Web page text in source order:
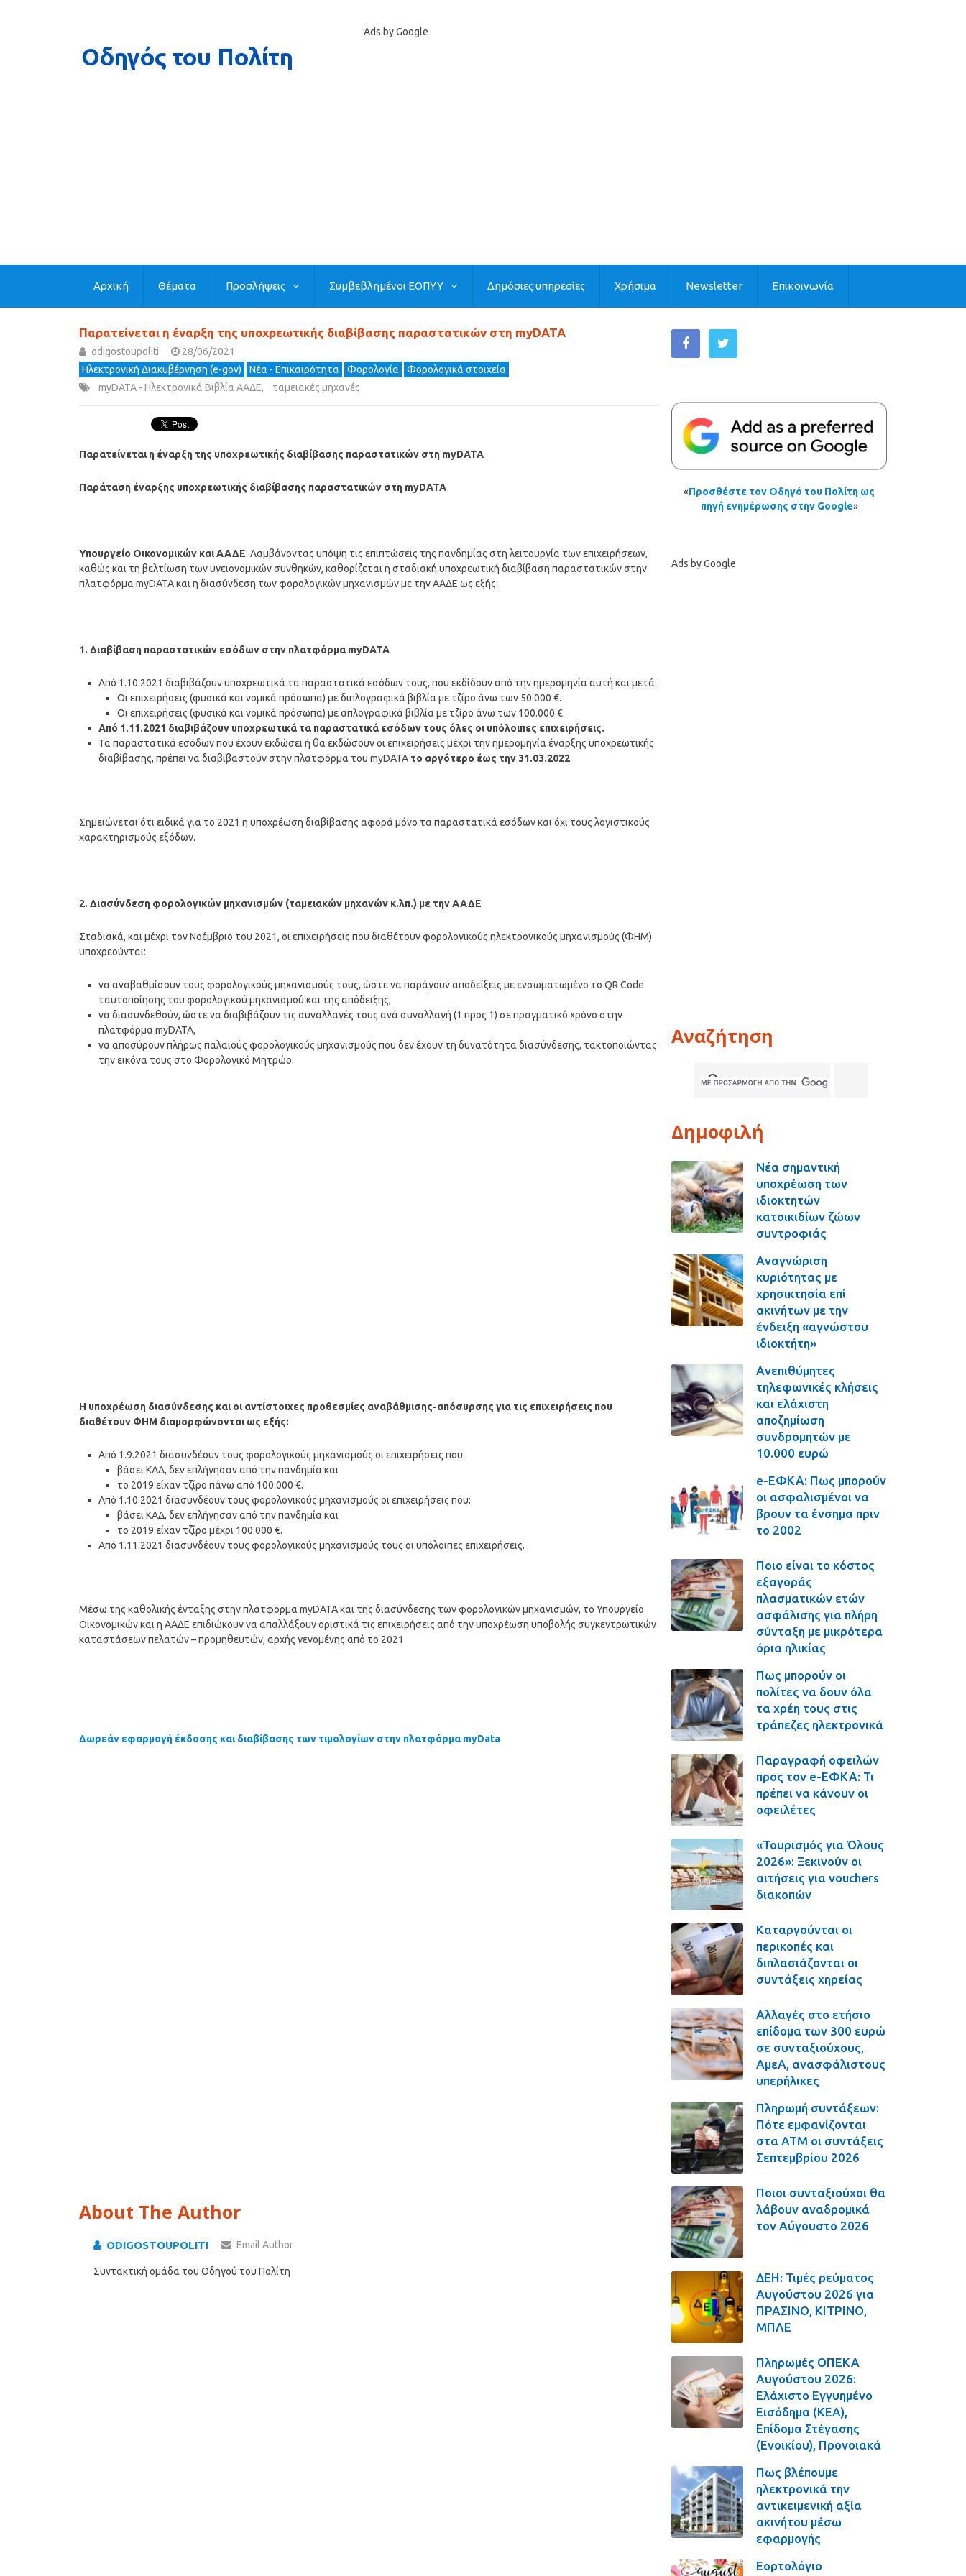
Ads by Google
Αρχική Θέματα Προσλήψεις Συμβεβλημένοι ΕΟΠΥΥ Δημόσιες υπηρεσίες Χρήσιμα Newsletter Επικοινωνία
Παρατείνεται η έναρξη της υποχρεωτικής διαβίβασης παραστατικών στη myDATA
odigostoupoliti
28/06/2021
Ηλεκτρονική Διακυβέρνηση (e-gov)
Νέα - Επικαιρότητα Φορολογία
Φορολογικά στοιχεία
myDATA - Ηλεκτρονικά Βιβλία ΑΑΔΕ, ταμειακές μηχανές
Παρατείνεται η έναρξη της υποχρεωτικής διαβίβασης παραστατικών στη myDATA
Παράταση έναρξης υποχρεωτικής διαβίβασης παραστατικών στη myDATA
Υπουργείο Οικονομικών και ΑΑΔΕ: Λαμβάνοντας υπόψη τις επιπτώσεις της πανδημίας στη λειτουργία των επιχειρήσεων,
καθώς και τη βελτίωση των υγειονομικών συνθηκών, καθορίζεται η σταδιακή υποχρεωτική διαβίβαση παραστατικών στην
πλατφόρμα myDATA και η διασύνδεση των φορολογικών μηχανισμών με την ΑΑΔΕ ως εξής:
1. Διαβίβαση παραστατικών εσόδων στην πλατφόρμα myDATA
Από 1.10.2021 διαβιβάζουν υποχρεωτικά τα παραστατικά εσόδων τους, που εκδίδουν από την ημερομηνία αυτή και μετά:
Οι επιχειρήσεις (φυσικά και νομικά πρόσωπα) με διπλογραφικά βιβλία με τζίρο άνω των 50.000 €.
Οι επιχειρήσεις (φυσικά και νομικά πρόσωπα) με απλογραφικά βιβλία με τζίρο άνω των 100.000 €.
Από 1.11.2021 διαβιβάζουν υποχρεωτικά τα παραστατικά εσόδων τους όλες οι υπόλοιπες επιχειρήσεις.
Τα παραστατικά εσόδων που έχουν εκδώσει ή θα εκδώσουν οι επιχειρήσεις μέχρι την ημερομηνία έναρξης υποχρεωτικής
διαβίβασης, πρέπει να διαβιβαστούν στην πλατφόρμα του myDATA το αργότερο έως την 31.03.2022.
Σημειώνεται ότι ειδικά για το 2021 η υποχρέωση διαβίβασης αφορά μόνο τα παραστατικά εσόδων και όχι τους λογιστικούς
χαρακτηρισμούς εξόδων.
2. Διασύνδεση φορολογικών μηχανισμών (ταμειακών μηχανών κ.λπ.) με την ΑΑΔΕ
Σταδιακά, και μέχρι τον Νοέμβριο του 2021, οι επιχειρήσεις που διαθέτουν φορολογικούς ηλεκτρονικούς μηχανισμούς (ΦΗΜ)
υποχρεούνται:
να αναβαθμίσουν τους φορολογικούς μηχανισμούς τους, ώστε να παράγουν αποδείξεις με ενσωματωμένο το QR Code
ταυτοποίησης του φορολογικού μηχανισμού και της απόδειξης,
να διασυνδεθούν, ώστε να διαβιβάζουν τις συναλλαγές τους ανά συναλλαγή (1 προς 1) σε πραγματικό χρόνο στην
πλατφόρμα myDATA,
να αποσύρουν πλήρως παλαιούς φορολογικούς μηχανισμούς που δεν έχουν τη δυνατότητα διασύνδεσης, τακτοποιώντας
την εικόνα τους στο Φορολογικό Μητρώο.
Η υποχρέωση διασύνδεσης και οι αντίστοιχες προθεσμίες αναβάθμισης-απόσυρσης για τις επιχειρήσεις που
διαθέτουν ΦΗΜ διαμορφώνονται ως εξής:
Από 1.9.2021 διασυνδέουν τους φορολογικούς μηχανισμούς οι επιχειρήσεις που:
βάσει ΚΑΔ, δεν επλήγησαν από την πανδημία και
το 2019 είχαν τζίρο πάνω από 100.000 €.
Από 1.10.2021 διασυνδέουν τους φορολογικούς μηχανισμούς οι επιχειρήσεις που:
βάσει ΚΑΔ, δεν επλήγησαν από την πανδημία και
το 2019 είχαν τζίρο μέχρι 100.000 €.
Από 1.11.2021 διασυνδέουν τους φορολογικούς μηχανισμούς τους οι υπόλοιπες επιχειρήσεις.
Μέσω της καθολικής ένταξης στην πλατφόρμα myDATA και της διασύνδεσης των φορολογικών μηχανισμών, το Υπουργείο
Οικονομικών και η ΑΑΔΕ επιδιώκουν να απαλλάξουν οριστικά τις επιχειρήσεις από την υποχρέωση υποβολής συγκεντρωτικών
καταστάσεων πελατών – προμηθευτών, αρχής γενομένης από το 2021
Δωρεάν εφαρμογή έκδοσης και διαβίβασης των τιμολογίων στην πλατφόρμα myData
About The Author
ODIGOSTOUPOLITI Email Author
Συντακτική ομάδα του Οδηγού του Πολίτη
«Προσθέστε τον Οδηγό του Πολίτη ως
πηγή ενημέρωσης στην Google»
Ads by Google
Αναζήτηση
Δημοφιλή
Νέα σημαντική
υποχρέωση των
ιδιοκτητών
κατοικιδίων ζώων
συντροφιάς
Αναγνώριση
κυριότητας με
χρησικτησία επί
ακινήτων με την
ένδειξη «αγνώστου
ιδιοκτήτη»
Ανεπιθύμητες
τηλεφωνικές κλήσεις
και ελάχιστη
αποζημίωση
συνδρομητών με
10.000 ευρώ
e-ΕΦΚΑ: Πως μπορούν
οι ασφαλισμένοι να
βρουν τα ένσημα πριν
το 2002
Ποιο είναι το κόστος
εξαγοράς
πλασματικών ετών
ασφάλισης για πλήρη
σύνταξη με μικρότερα
όρια ηλικίας
Πως μπορούν οι
πολίτες να δουν όλα
τα χρέη τους στις
τράπεζες ηλεκτρονικά
Παραγραφή οφειλών
προς τον e-ΕΦΚΑ: Τι
πρέπει να κάνουν οι
οφειλέτες
«Τουρισμός για Όλους
2026»: Ξεκινούν οι
αιτήσεις για vouchers
διακοπών
Καταργούνται οι
περικοπές και
διπλασιάζονται οι
συντάξεις χηρείας
Αλλαγές στο ετήσιο
επίδομα των 300 ευρώ
σε συνταξιούχους,
ΑμεΑ, ανασφάλιστους
υπερήλικες
Πληρωμή συντάξεων:
Πότε εμφανίζονται
στα ΑΤΜ οι συντάξεις
Σεπτεμβρίου 2026
Ποιοι συνταξιούχοι θα
λάβουν αναδρομικά
τον Αύγουστο 2026
ΔΕΗ: Τιμές ρεύματος
Αυγούστου 2026 για
ΠΡΑΣΙΝΟ, ΚΙΤΡΙΝΟ,
ΜΠΛΕ
Πληρωμές ΟΠΕΚΑ
Αυγούστου 2026:
Ελάχιστο Εγγυημένο
Εισόδημα (ΚΕΑ),
Επίδομα Στέγασης
(Ενοικίου), Προνοιακά
Πως βλέπουμε
ηλεκτρονικά την
αντικειμενική αξία
ακινήτου μέσω
εφαρμογής
Εορτολόγιο